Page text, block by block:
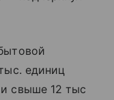
единиц
свыше 12 тыс